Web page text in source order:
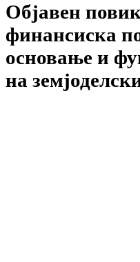
Објавен
финансиска
основање и
на